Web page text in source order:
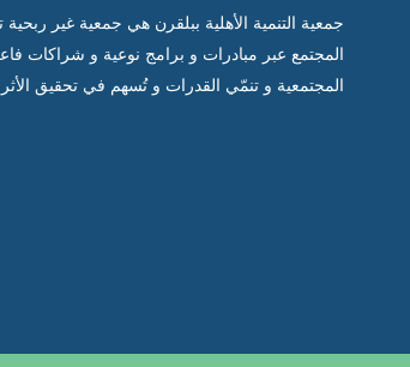
جمعية التنمية الأهلية ببلقرن هي جمعية غير
المجتمع عبر مبادرات و برامج نوعية و شراكات
المجتمعية و تنمّي القدرات و تُسهم في تحقيق الأثر